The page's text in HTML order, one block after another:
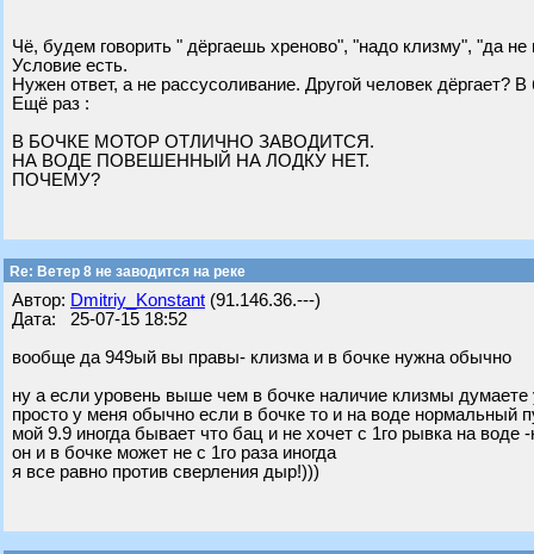
Чё, будем говорить " дёргаешь хреново", "надо клизму", "да
Условие есть.
Нужен ответ, а не рассусоливание. Другой человек дёргает?
Ещё раз :
В БОЧКЕ МОТОР ОТЛИЧНО ЗАВОДИТСЯ.
НА ВОДЕ ПОВЕШЕННЫЙ НА ЛОДКУ НЕТ.
ПОЧЕМУ?
Re: Ветер 8 не заводится на реке
Автор: Dmitriy_Konstant (91.146.36.---)
Дата: 25-07-15 18:52
вообще да 949ый вы правы- клизма и в бочке нужна обычно
ну а если уровень выше чем в бочке наличие клизмы думаете
просто у меня обычно если в бочке то и на воде нормальный
мой 9.9 иногда бывает что бац и не хочет с 1го рывка на воде
он и в бочке может не с 1го раза иногда
я все равно против сверления дыр!)))